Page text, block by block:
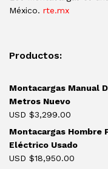
México. rte.mx
Productos:
Montacargas Manual
Metros Nuevo
USD $3,299.00
Montacargas Hombre
Eléctrico Usado
USD $18,950.00